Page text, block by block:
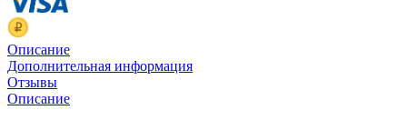
Описание
Дополнительная информация
Отзывы
Описание